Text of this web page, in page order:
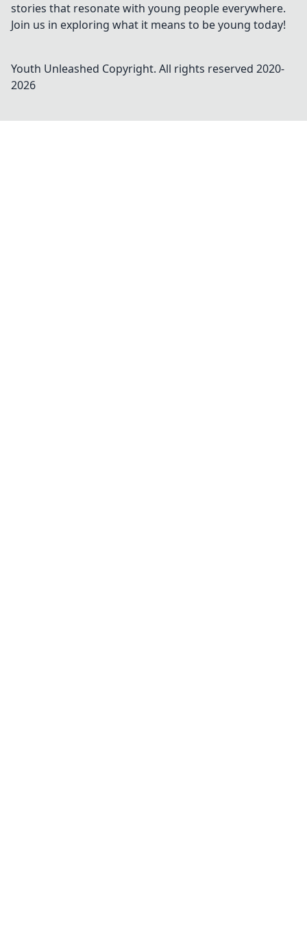
stories that resonate with young people everywhere.
Join us in exploring what it means to be young today!
Youth Unleashed Copyright. All rights reserved 2020-
2026